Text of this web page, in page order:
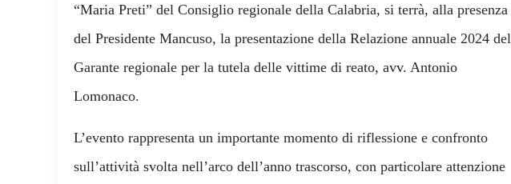
“Maria Preti” del Consiglio regionale della Calabria, si terrà, alla presenza
del Presidente Mancuso, la presentazione della Relazione annuale 2024 del
Garante regionale per la tutela delle vittime di reato, avv. Antonio
Lomonaco.
L’evento rappresenta un importante momento di riflessione e confronto
sull’attività svolta nell’arco dell’anno trascorso, con particolare attenzione